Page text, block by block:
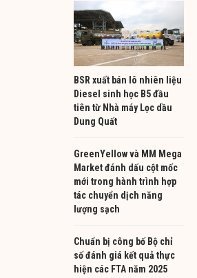
BSR xuất bán lô nhiên liệu
Diesel sinh học B5 đầu
tiên từ Nhà máy Lọc dầu
Dung Quất
GreenYellow và MM Mega
Market đánh dấu cột mốc
mới trong hành trình hợp
tác chuyển dịch năng
lượng sạch
Chuẩn bị công bố Bộ chỉ
số đánh giá kết quả thực
hiện các FTA năm 2025